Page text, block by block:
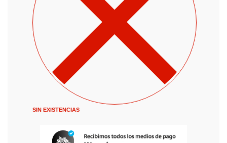
SIN EXISTENCIAS